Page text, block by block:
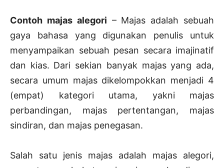
Contoh majas alegori – Majas adalah sebuah
gaya bahasa yang digunakan penulis untuk
menyampaikan sebuah pesan secara imajinatif
dan kias. Dari sekian banyak majas yang ada,
secara umum majas dikelompokkan menjadi 4
(empat) kategori utama, yakni majas
perbandingan, majas pertentangan, majas
sindiran, dan majas penegasan.
Salah satu jenis majas adalah majas alegori,